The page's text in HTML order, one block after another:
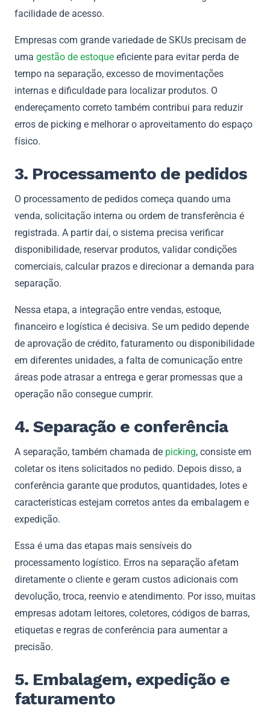
facilidade de acesso.
Empresas com grande variedade de SKUs precisam de
uma gestão de estoque eficiente para evitar perda de
tempo na separação, excesso de movimentações
internas e dificuldade para localizar produtos. O
endereçamento correto também contribui para reduzir
erros de picking e melhorar o aproveitamento do espaço
físico.
3. Processamento de pedidos
O processamento de pedidos começa quando uma
venda, solicitação interna ou ordem de transferência é
registrada. A partir daí, o sistema precisa verificar
disponibilidade, reservar produtos, validar condições
comerciais, calcular prazos e direcionar a demanda para
separação.
Nessa etapa, a integração entre vendas, estoque,
financeiro e logística é decisiva. Se um pedido depende
de aprovação de crédito, faturamento ou disponibilidade
em diferentes unidades, a falta de comunicação entre
áreas pode atrasar a entrega e gerar promessas que a
operação não consegue cumprir.
4. Separação e conferência
A separação, também chamada de picking, consiste em
coletar os itens solicitados no pedido. Depois disso, a
conferência garante que produtos, quantidades, lotes e
características estejam corretos antes da embalagem e
expedição.
Essa é uma das etapas mais sensíveis do
processamento logístico. Erros na separação afetam
diretamente o cliente e geram custos adicionais com
devolução, troca, reenvio e atendimento. Por isso, muitas
empresas adotam leitores, coletores, códigos de barras,
etiquetas e regras de conferência para aumentar a
precisão.
5. Embalagem, expedição e
faturamento